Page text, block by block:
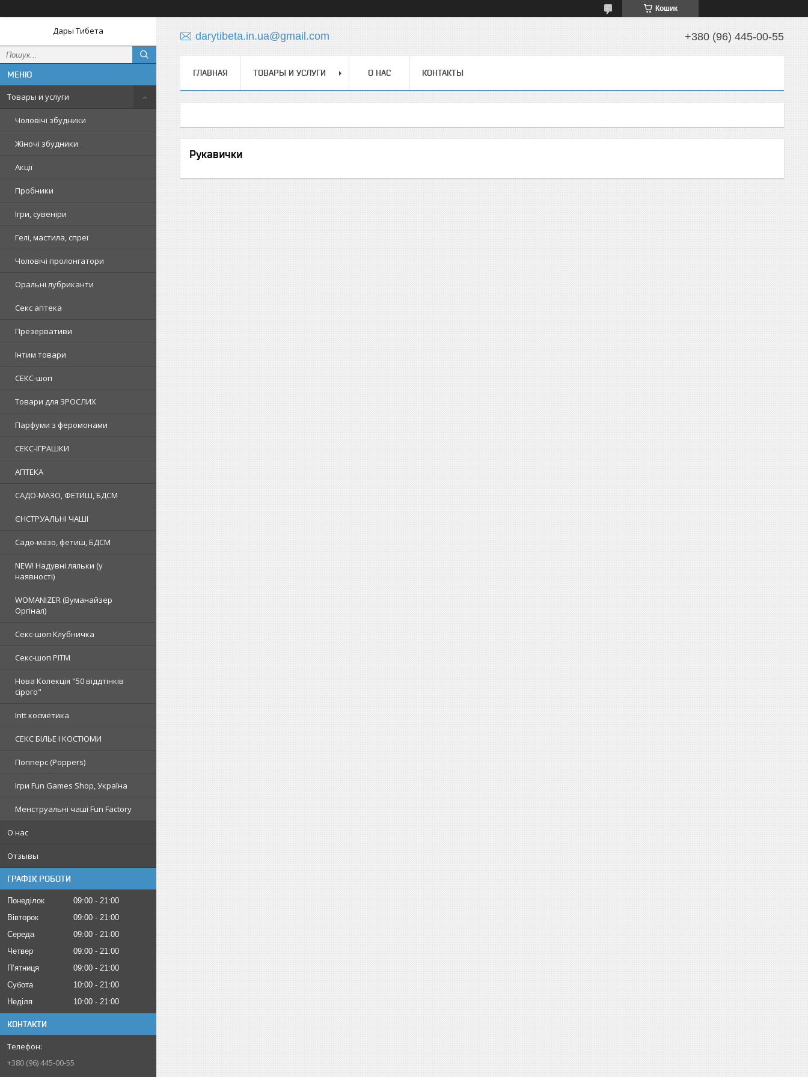
Кошик
Дары Тибета
Товары и услуги
Чоловічі збудники
Жіночі збудники
Акції
Пробники
Ігри, сувеніри
Гелі, мастила, спреї
Чоловічі пролонгатори
Оральні лубриканти
Секс аптека
Презервативи
Інтим товари
СЕКС-шоп
Товари для ЗРОСЛИХ
Парфуми з феромонами
СЕКС-ІГРАШКИ
АПТЕКА
САДО-МАЗО, ФЕТИШ, БДСМ
ЄНСТРУАЛЬНІ ЧАШІ
Садо-мазо, фетиш, БДСМ
NEW! Надувні ляльки (у
наявності)
WOMANIZER (Вуманайзер
Оргінал)
Секс-шоп Клубничка
Секс-шоп РІТМ
Нова Колекція "50 віддтінків
сірого"
Intt косметика
СЕКС БІЛЬЕ І КОСТЮМИ
Попперс (Poppers)
Ігри Fun Games Shop, Україна
Менструальні чаші Fun Factory
О нас
Отзывы
ГРАФІК РОБОТИ
Понеділок 09:00
21:00
Вівторок
09:00
21:00
Середа
09:00
21:00
Четвер
09:00
21:00
Пʼятниця
09:00
21:00
Субота
10:00
21:00
Неділя
10:00 21:00
КОНТАКТИ
+380 (96) 445-00-55
darytibeta.in.ua@gmail.com +380 (96) 445-00-55
ГЛАВНАЯ ТОВАРЫ И УСЛУГИ О НАС КОНТАКТЫ
Рукавички